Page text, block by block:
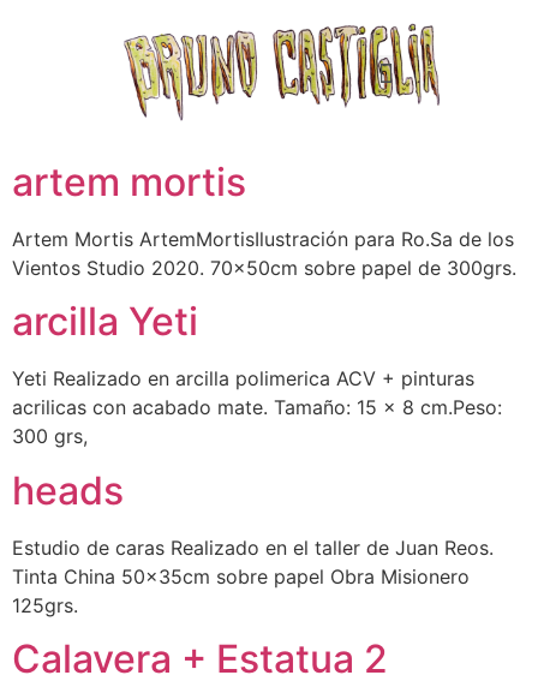
artem mortis
Artem Mortis ArtemMortisIlustración para Ro.Sa de los
Vientos Studio 2020. 70x50cm sobre papel de 300grs.
arcilla Yeti
Yeti Realizado en arcilla polimerica ACV + pinturas
acrilicas con acabado mate. Tamaño: 15 x 8 cm.Peso:
300 grs,
heads
Estudio de caras Realizado en el taller de Juan Reos.
Tinta China 50x35cm sobre papel Obra Misionero
125grs.
Calavera + Estatua 2